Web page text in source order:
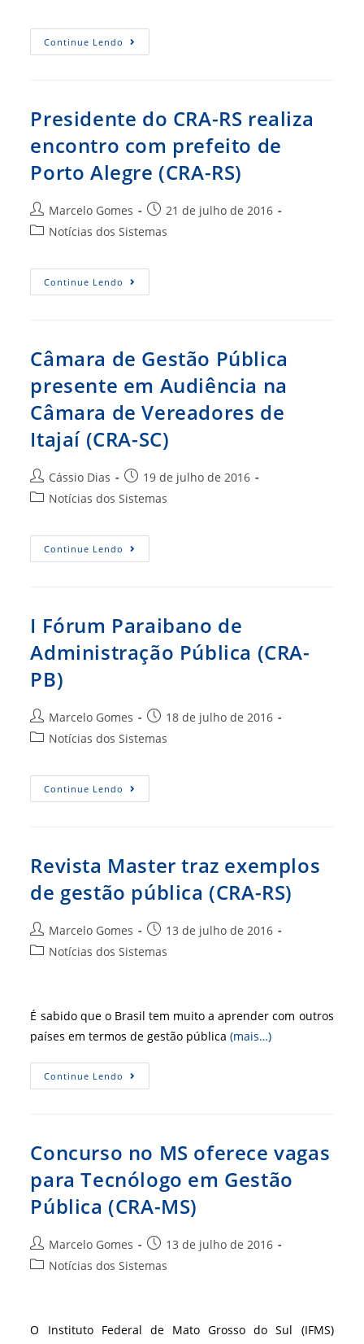
post:
Continue Lendo Abrindo
A
(CRA-
RS)
Presidente do CRA-RS realiza
encontro com prefeito de
Porto Alegre (CRA-RS)
Autor
do
Marcelo Gomes
Post
publicado:
21 de julho de 2016
Categoria
post:
Notícias dos Sistemas
Continue Lendo Presidente
Do
Com
Prefeito
Porto
Alegre
(CRA-
RS)
Câmara de Gestão Pública
presente em Audiência na
Câmara de Vereadores de
Itajaí (CRA-SC)
Autor
do
Cássio Dias
Post
publicado:
19 de julho de 2016
Categoria
post:
Notícias dos Sistemas
Continue Lendo Câmara
De
Audiência
Na
De
Vereadores
I Fórum Paraibano de
Administração Pública (CRA-
PB)
Autor
do
Marcelo Gomes
Post
publicado:
18 de julho de 2016
Categoria
post:
Notícias dos Sistemas
Continue Lendo
Fórum
(CRA-
PB)
Revista Master traz exemplos
de gestão pública (CRA-RS)
Autor
do
Marcelo Gomes
Post
publicado:
13 de julho de 2016
Categoria
Notícias dos Sistemas
É sabido que o Brasil tem muito a aprender com outros
países em termos de gestão pública(mais…)
Continue Lendo Revista
Master
Pública
(CRA-
Concurso no MS oferece vagas
para Tecnólogo em Gestão
Pública (CRA-MS)
Autor
do
Marcelo Gomes
Post
publicado:
13 de julho de 2016
Categoria
Notícias dos Sistemas
O Instituto Federal de Mato Grosso do Sul (IFMS)